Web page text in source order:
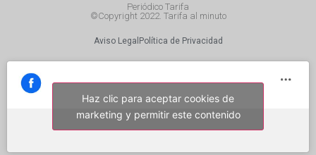
Periódico Tarifa
©Copyright 2022. Tarifa al minuto
Aviso Legal Política de Privacidad
Haz clic para aceptar cookies de
marketing y permitir este contenido